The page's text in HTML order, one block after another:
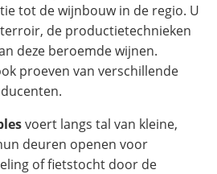
tot de wijnbouw in de regio. U
de productietechnieken
deze beroemde wijnen.
proeven van verschillende
voert langs tal van kleine,
deuren openen voor
of fietstocht door de